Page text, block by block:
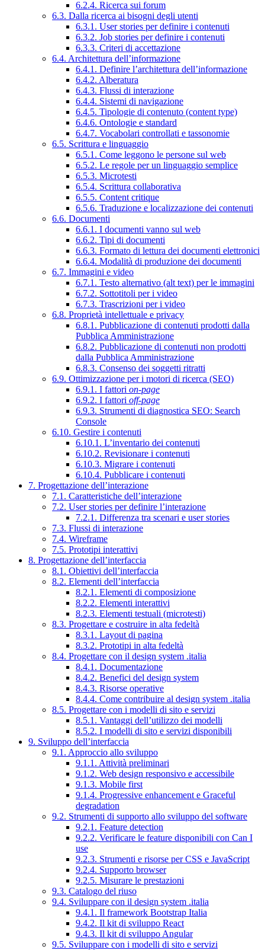
6.2.4. Ricerca sui forum
6.3. Dalla ricerca ai bisogni degli utenti
6.3.1. User stories per definire i contenuti
6.3.2. Job stories per definire i contenuti
6.3.3. Criteri di accettazione
6.4. Architettura dell’informazione
6.4.1. Definire l’architettura dell’informazione
6.4.2. Alberatura
6.4.3. Flussi di interazione
6.4.4. Sistemi di navigazione
6.4.5. Tipologie di contenuto (content type)
6.4.6. Ontologie e standard
6.4.7. Vocabolari controllati e tassonomie
6.5. Scrittura e linguaggio
6.5.1. Come leggono le persone sul web
6.5.2. Le regole per un linguaggio semplice
6.5.3. Microtesti
6.5.4. Scrittura collaborativa
6.5.5. Content critique
6.5.6. Traduzione e localizzazione dei contenuti
6.6. Documenti
6.6.1. I documenti vanno sul web
6.6.2. Tipi di documenti
6.6.3. Formato di lettura dei documenti elettronici
6.6.4. Modalità di produzione dei documenti
6.7. Immagini e video
6.7.1. Testo alternativo (alt text) per le immagini
6.7.2. Sottotitoli per i video
6.7.3. Trascrizioni per i video
6.8. Proprietà intellettuale e privacy
6.8.1. Pubblicazione di contenuti prodotti dalla
Pubblica Amministrazione
6.8.2. Pubblicazione di contenuti non prodotti
dalla Pubblica Amministrazione
6.8.3. Consenso dei soggetti ritratti
6.9. Ottimizzazione per i motori di ricerca (SEO)
6.9.1. I fattori on-page
6.9.2. I fattori off-page
6.9.3. Strumenti di diagnostica SEO: Search
Console
6.10. Gestire i contenuti
6.10.1. L’inventario dei contenuti
6.10.2. Revisionare i contenuti
6.10.3. Migrare i contenuti
6.10.4. Pubblicare i contenuti
7. Progettazione dell’interazione
7.1. Caratteristiche dell’interazione
7.2. User stories per definire l’interazione
7.2.1. Differenza tra scenari e user stories
7.3. Flussi di interazione
7.4. Wireframe
7.5. Prototipi interattivi
8. Progettazione dell’interfaccia
8.1. Obiettivi dell’interfaccia
8.2. Elementi dell’interfaccia
8.2.1. Elementi di composizione
8.2.2. Elementi interattivi
8.2.3. Elementi testuali (microtesti)
8.3. Progettare e costruire in alta fedeltà
8.3.1. Layout di pagina
8.3.2. Prototipi in alta fedeltà
8.4. Progettare con il design system .italia
8.4.1. Documentazione
8.4.2. Benefici del design system
8.4.3. Risorse operative
8.4.4. Come contribuire al design system .italia
8.5. Progettare con i modelli di sito e servizi
8.5.1. Vantaggi dell’utilizzo dei modelli
8.5.2. I modelli di sito e servizi disponibili
9. Sviluppo dell’interfaccia
9.1. Approccio allo sviluppo
9.1.1. Attività preliminari
9.1.2. Web design responsivo e accessibile
9.1.3. Mobile first
9.1.4. Progressive enhancement e Graceful
degradation
9.2. Strumenti di supporto allo sviluppo del software
9.2.1. Feature detection
9.2.2. Verificare le feature disponibili con Can I
use
9.2.3. Strumenti e risorse per CSS e JavaScript
9.2.4. Supporto browser
9.2.5. Misurare le prestazioni
9.3. Catalogo del riuso
9.4. Sviluppare con il design system .italia
9.4.1. Il framework Bootstrap Italia
9.4.2. Il kit di sviluppo React
9.4.3. Il kit di sviluppo Angular
9.5. Sviluppare con i modelli di sito e servizi